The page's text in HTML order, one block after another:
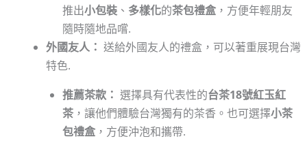
推出小包裝、 多樣化的茶包禮盒，方便年輕朋友
隨時隨地品嚐.
外國友人： 送給外國友人的禮盒，可以著重展現台灣
特色.
推薦茶款： 選擇具有代表性的台茶18號紅玉紅
茶，讓他們體驗台灣獨有的茶香。也可選擇小茶
包禮盒，方便沖泡和攜帶.